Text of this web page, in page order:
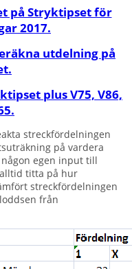
på Stryktipset för
2017.
utdelning på
plus V75, V86,
streckfördelningen
på vardera
egen input till
titta på hur
streckfördelningen
från